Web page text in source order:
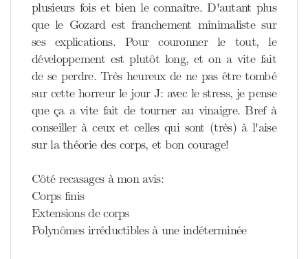
plusieurs fois et bien le connaître. D'autant plus
que le Gozard est franchement minimaliste sur
ses explications. Pour couronner le tout, le
développement est plutôt long, et on a vite fait
de se perdre. Très heureux de ne pas être tombé
sur cette horreur le jour J: avec le stress, je pense
que ça a vite fait de tourner au vinaigre. Bref à
conseiller à ceux et celles qui sont (très) à l'aise
sur la théorie des corps, et bon courage!
Côté recasages à mon avis:
Corps finis
Extensions de corps
Polynômes irréductibles à une indéterminée